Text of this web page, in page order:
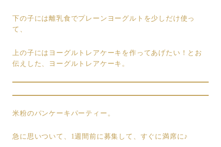
下の子には離乳食でプレーンヨーグルトを少しだけ使っ
て、
上の子にはヨーグルトレアケーキを作ってあげたい！とお
伝えした、ヨーグルトレアケーキ。
米粉のパンケーキパーティー。
急に思いついて、1週間前に募集して、すぐに満席に♪